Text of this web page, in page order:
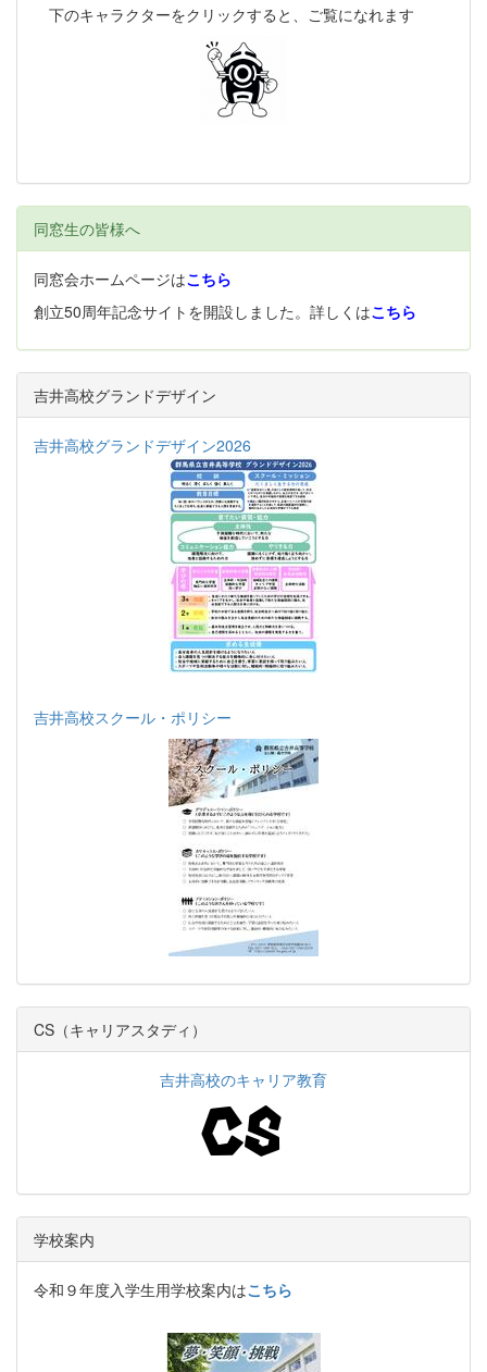
下のキャラクターをクリックすると、ご覧になれます
同窓生の皆様へ
同窓会ホームページはこちら
創立50周年記念サイトを開設しました。詳しくはこちら
吉井高校グランドデザイン
吉井高校グランドデザイン2026
吉井高校スクール・ポリシー
CS（キャリアスタディ）
吉井高校のキャリア教育
学校案内
令和９年度入学生用学校案内はこちら